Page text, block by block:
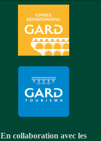
En collaboration avec les